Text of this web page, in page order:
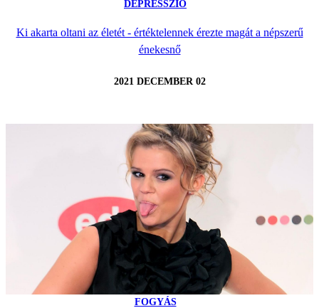
DEPRESSZIÓ
Ki akarta oltani az életét - értéktelennek érezte magát a népszerű
énekesnő
2021 DECEMBER 02
FOGYÁS